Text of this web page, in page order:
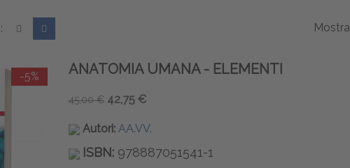
Mostra
-5% ANATOMIA UMANA - ELEMENTI
45,00 € 42,75 €
Autori: AA.VV.
ISBN:978887051541-1